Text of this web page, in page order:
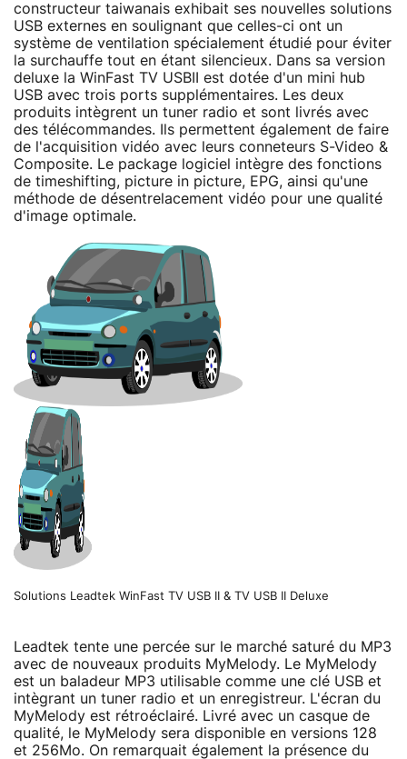
constructeur taiwanais exhibait ses nouvelles solutions
USB externes en soulignant que celles-ci ont un
système de ventilation spécialement étudié pour éviter
la surchauffe tout en étant silencieux. Dans sa version
deluxe la WinFast TV USBII est dotée d'un mini hub
USB avec trois ports supplémentaires. Les deux
produits intègrent un tuner radio et sont livrés avec
des télécommandes. Ils permettent également de faire
de l'acquisition vidéo avec leurs conneteurs S-Video &
Composite. Le package logiciel intègre des fonctions
de timeshifting, picture in picture, EPG, ainsi qu'une
méthode de désentrelacement vidéo pour une qualité
d'image optimale.
Solutions Leadtek WinFast TV USB II & TV USB II Deluxe
Leadtek tente une percée sur le marché saturé du MP3
avec de nouveaux produits MyMelody. Le MyMelody
est un baladeur MP3 utilisable comme une clé USB et
intègrant un tuner radio et un enregistreur. L'écran du
MyMelody est rétroéclairé. Livré avec un casque de
qualité, le MyMelody sera disponible en versions 128
et 256Mo. On remarquait également la présence du